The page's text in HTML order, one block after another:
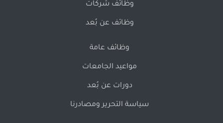
وظائف شركات
وظائف عن بُعد
وظائف عامة
مواعيد الجامعات
دورات عن بُعد
سياسة التحرير ومصادرنا